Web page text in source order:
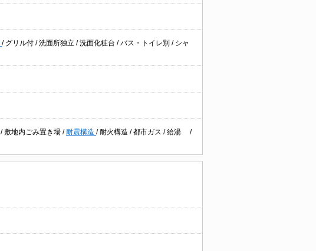
/ グリル付 /洗面所独立 /洗面化粧台 /バス・トイレ別 / シャ
/敷地内ごみ置き場 /耐震構造 /耐火構造 /都市ガス /給湯 /